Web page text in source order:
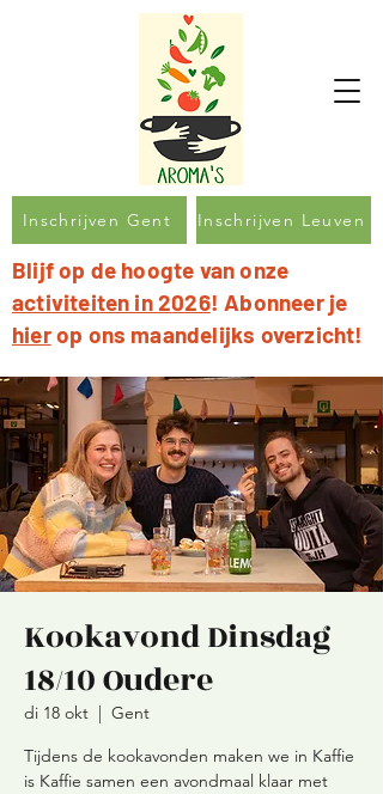
Inschrijven Gent Inschrijven Leuven
Blijf op de hoogte van onze
activiteiten in 2026! Abonneer je
hierop ons maandelijks overzicht!
Kookavond Dinsdag
18/10 Oudere
di 18 okt
  |
Gent
Tijdens de kookavonden maken we in Kaffie
is Kaffie samen een avondmaal klaar met